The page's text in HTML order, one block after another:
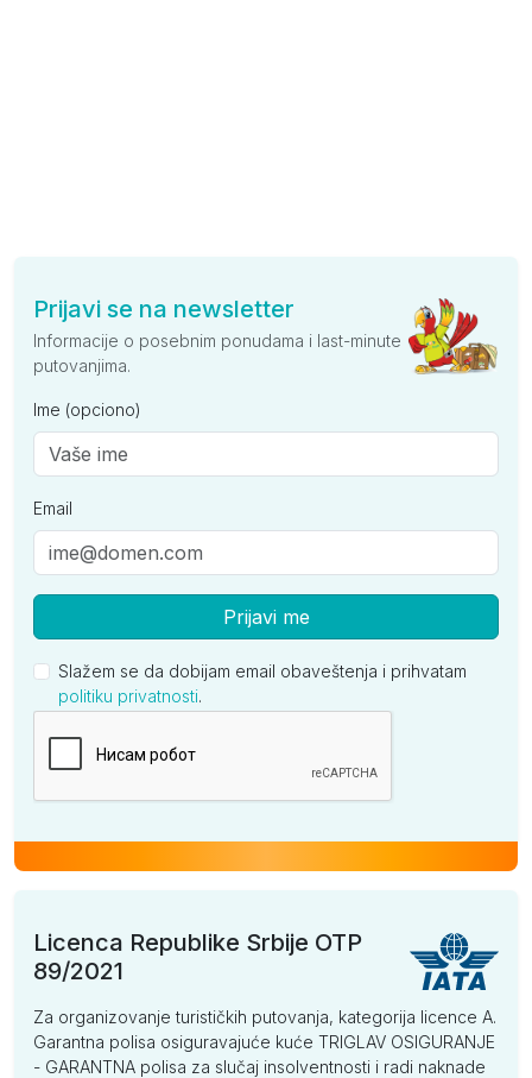
Prijavi se na newsletter
Informacije o posebnim ponudama i last-minute
putovanjima.
Ime (opciono)
Email
Prijavi me
Slažem se da dobijam email obaveštenja i prihvatam
politiku privatnosti.
Licenca Republike Srbije OTP
89/2021
Za organizovanje turističkih putovanja, kategorija licence A.
Garantna polisa osiguravajuće kuće TRIGLAV OSIGURANJE
- GARANTNA polisa za slučaj insolventnosti i radi naknade